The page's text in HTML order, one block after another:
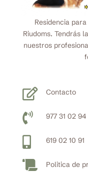
Residencia
Riudoms. Tendrás
nuestros
 Contacto
 977 31 02 94
 619 02 10 91
 Politica de